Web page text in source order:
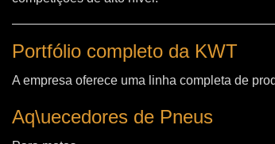
Portfólio completo da KWT
A empresa oferece uma linha completa de
Aq\uecedores de Pneus